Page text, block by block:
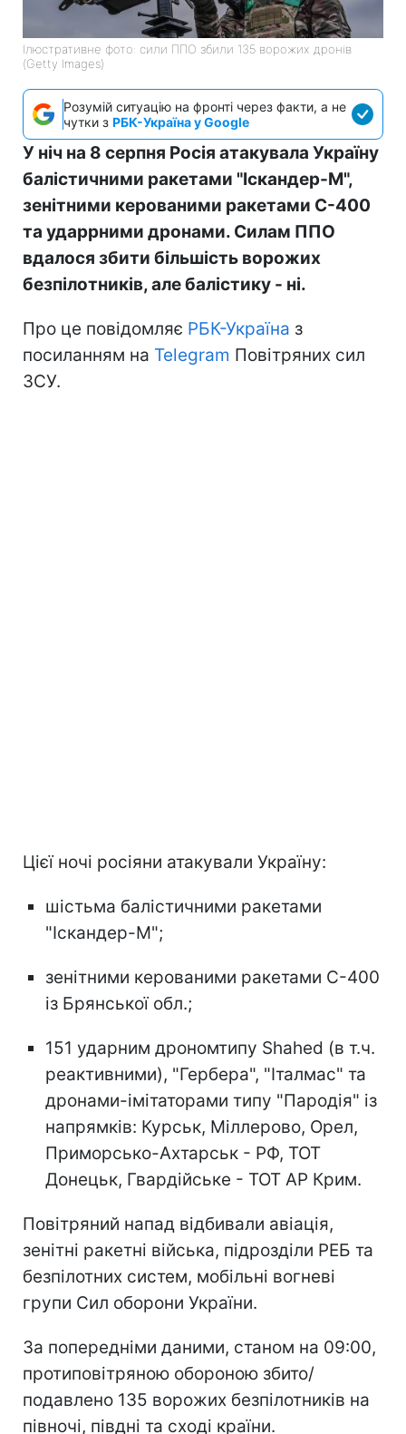
Ілюстративне фото: сили ППО збили 135 ворожих дронів
(Getty Images)
Розумій ситуацію на фронті через факти, а не
чутки з РБК-Україна у Google
У ніч на 8 серпня Росія атакувала Україну
балістичними ракетами "Іскандер-М",
зенітними керованими ракетами С-400
та ударрними дронами. Силам ППО
вдалося збити більшість ворожих
безпілотників, але балістику - ні.
Про це повідомляє РБК-Україна з
посиланням на Telegram Повітряних сил
ЗСУ.
Цієї ночі росіяни атакували Україну:
шістьма балістичними ракетами
"Іскандер-М";
зенітними керованими ракетами С-400
із Брянської обл.;
151 ударним дрономтипу Shahed (в т.ч.
реактивними), "Гербера", "Італмас" та
дронами-імітаторами типу "Пародія" із
напрямків: Курськ, Міллерово, Орел,
Приморсько-Ахтарськ - РФ, ТОТ
Донецьк, Гвардійське - ТОТ АР Крим.
Повітряний напад відбивали авіація,
зенітні ракетні війська, підрозділи РЕБ та
безпілотних систем, мобільні вогневі
групи Сил оборони України.
За попередніми даними, станом на 09:00,
протиповітряною обороною збито/
подавлено 135 ворожих безпілотників на
півночі, півдні та сході країни.